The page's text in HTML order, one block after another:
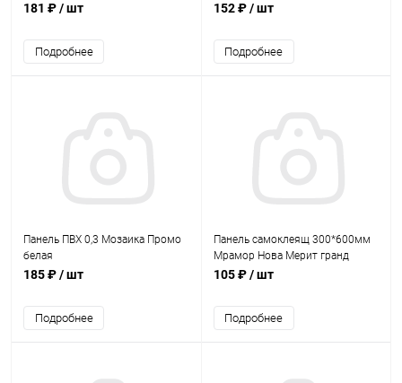
181 ₽/ шт
Подробнее
152 ₽/ шт
Подробнее
Панель ПВХ 0,3 Мозаика Промо
белая
185 ₽/ шт
Подробнее
Панель самоклеящ 300*600мм
Мрамор Нова Мерит гранд
105 ₽/ шт
Подробнее